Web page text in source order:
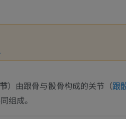
）由跟骨与骰骨构成的关节（跟
组成。